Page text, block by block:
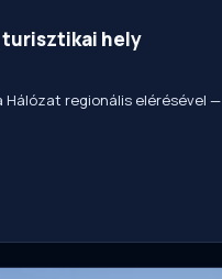
turisztikai hely
Hálózat regionális elérésével —